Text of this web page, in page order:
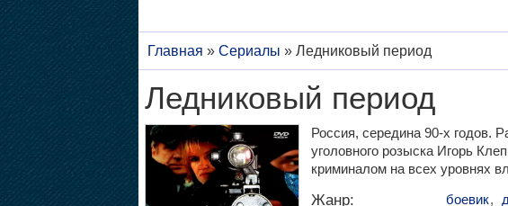
Главная » Сериалы » Ледниковый период
Ледниковый период
Россия, середина 90-х годов.
уголовного розыска Игорь
криминалом на всех уровнях
Жанр: боевик,